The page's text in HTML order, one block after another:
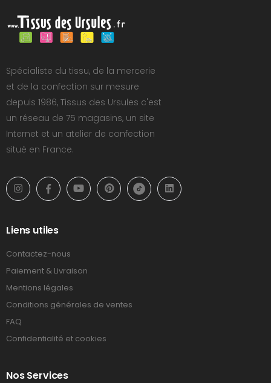
Spécialiste du tissu, de la mercerie
et de la confection sur mesure
depuis 1986, Tissus des Ursules c'est
un réseau de 75 magasins, un site
Internet et un atelier de confection
situé en France.
Liens utiles
Contactez-nous
Paiement & Livraison
Mentions légales
Conditions générales de ventes
FAQ
Confidentialité et cookies
Nos Services